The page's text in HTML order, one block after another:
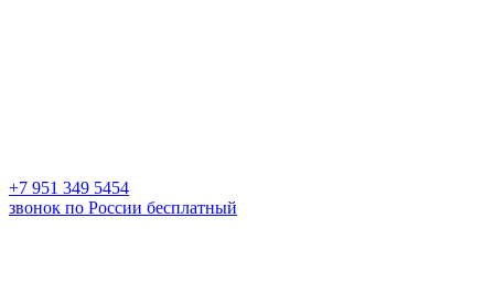
+7 951 349 5454
звонок по России бесплатный